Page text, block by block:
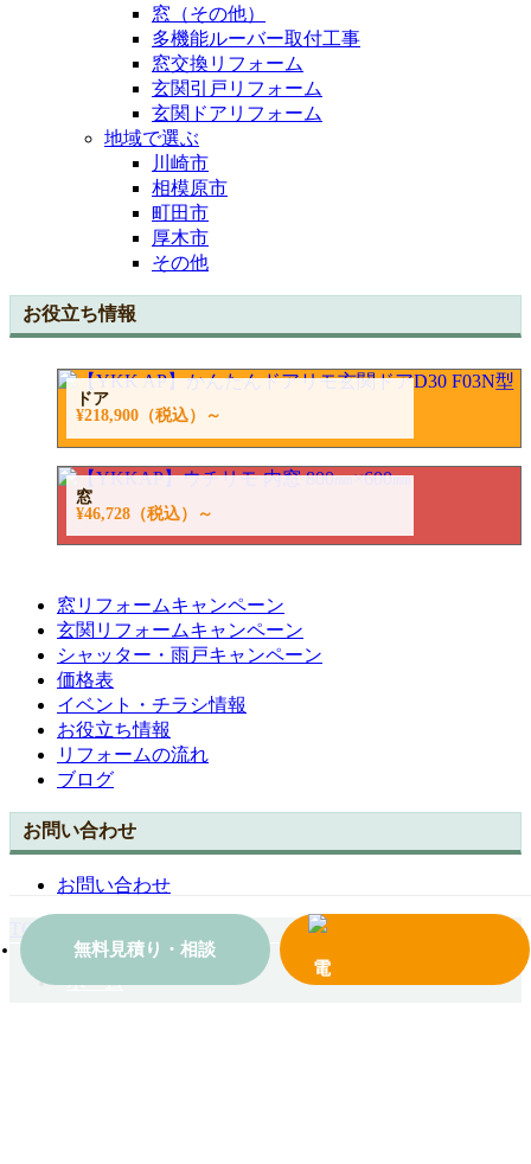
無料見積り・相談
窓（その他）
多機能ルーバー取付工事
窓交換リフォーム
玄関引戸リフォーム
玄関ドアリフォーム
地域で選ぶ
川崎市
相模原市
町田市
厚木市
その他
お役立ち情報
ドア
¥218,900（税込）～
窓
¥46,728（税込）～
窓リフォームキャンペーン
玄関リフォームキャンペーン
シャッター・雨戸キャンペーン
価格表
イベント・チラシ情報
お役立ち情報
リフォームの流れ
ブログ
お問い合わせ
お問い合わせ
TOPへ戻る
ホーム